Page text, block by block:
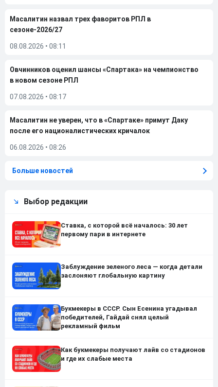
Масалитин назвал трех фаворитов РПЛ в
сезоне-2026/27
08.08.2026 • 08:11
Овчинников оценил шансы «Спартака» на чемпионство
в новом сезоне РПЛ
07.08.2026 • 08:17
Масалитин не уверен, что в «Спартаке» примут Даку
после его националистических кричалок
06.08.2026 • 08:26
Больше новостей
Выбор редакции
Ставка, с которой всё началось: 30 лет
первому пари в интернете
Заблуждение зеленого леса — когда детали
заслоняют глобальную картину
Букмекеры в СССР. Сын Есенина угадывал
победителей, Гайдай снял целый
рекламный фильм
Как букмекеры получают лайв со стадионов
и где их слабые места